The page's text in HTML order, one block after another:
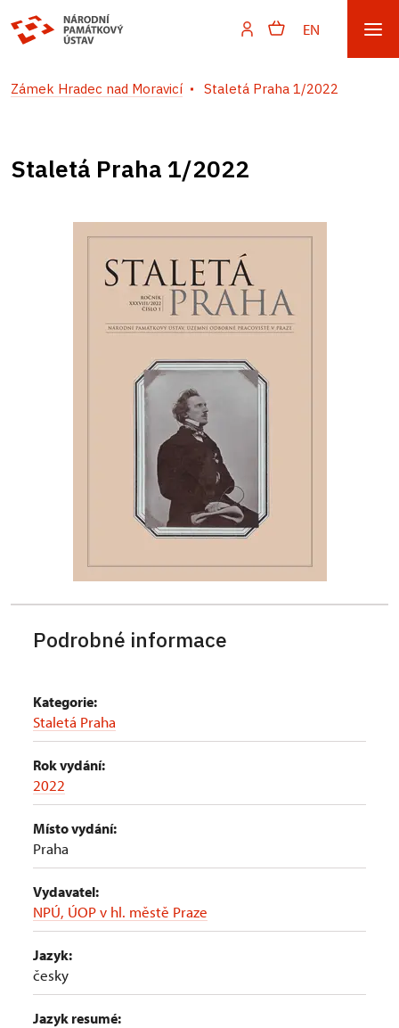
EN
Zámek Hradec nad Moravicí Staletá Praha 1/2022
Staletá Praha 1/2022
Podrobné informace
Kategorie:
Staletá Praha
Rok vydání:
2022
Místo vydání:
Praha
Vydavatel:
NPÚ, ÚOP v hl. městě Praze
Jazyk:
česky
Jazyk resumé: